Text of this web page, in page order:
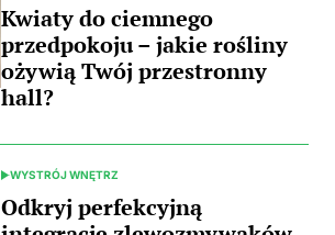
IN
Kwiaty do ciemnego
przedpokoju – jakie rośliny
ożywią Twój przestronny
hall?
POSTED
IN
WYSTRÓJ WNĘTRZ
Odkryj perfekcyjną